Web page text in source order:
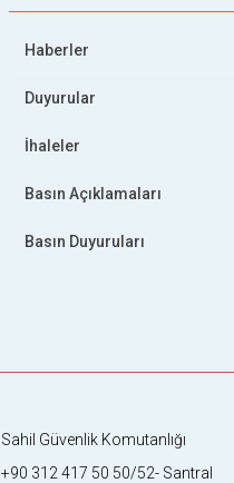
Haberler
Duyurular
İhaleler
Basın Açıklamaları
Basın Duyuruları
Sahil Güvenlik Komutanlığı
+90 312 417 50 50/52- Santral